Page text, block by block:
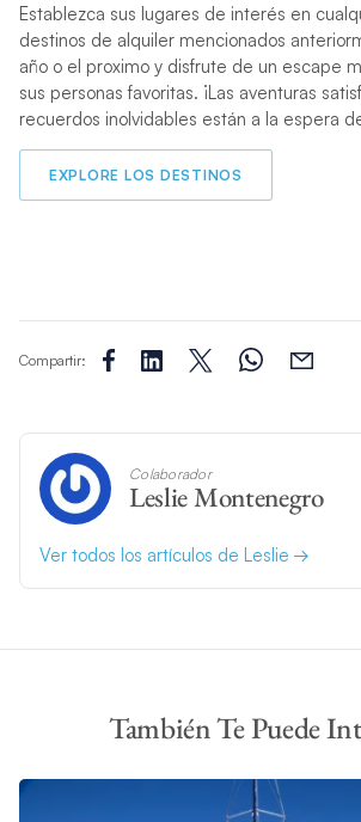
Establezca sus lugares de interés en
destinos de alquiler mencionados
año o el proximo y disfrute de un escape
sus personas favoritas. ¡Las aventuras
recuerdos inolvidables están a la espera
EXPLORE LOS DESTINOS
Compartir:
Colaborador
Leslie Montenegro
Ver todos los artículos de Leslie
También Te Puede